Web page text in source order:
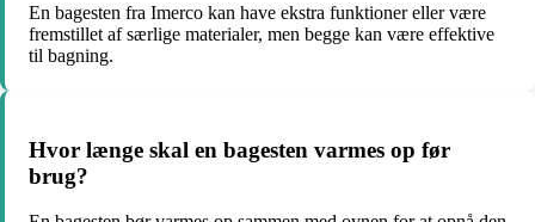
En bagesten fra Imerco kan have ekstra funktioner eller være
fremstillet af særlige materialer, men begge kan være effektive
til bagning.
Hvor længe skal en bagesten varmes op før
brug?